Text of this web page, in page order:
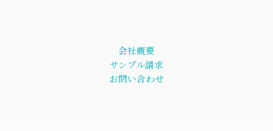
会社概要
サンプル請求
お問い合わせ